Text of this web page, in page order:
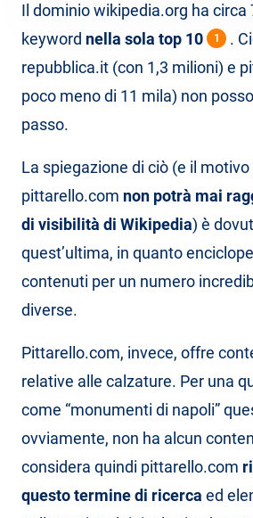
Il dominio wikipedia.org ha circa
keyword nella sola top 10 1
.
repubblica.it (con 1,3 milioni) e
poco meno di 11 mila) non
passo.
La spiegazione di ciò (e il motivo
pittarello.com non potrà mai
di visibilità di Wikipedia) è
quest’ultima, in quanto
contenuti per un numero
diverse.
Pittarello.com, invece, offre
relative alle calzature. Per una
come “monumenti di napoli”
ovviamente, non ha alcun
considera quindi pittarello.com
questo termine di ricerca ed